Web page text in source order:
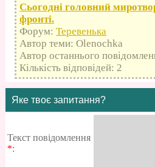
Сьогодні головний
фронті.
Форум: Теревенька
Автор теми: Olenochka
Автор останнього
Кількість відповідей: 2
Яке твоє запитання?
Текст повідомлення
*: